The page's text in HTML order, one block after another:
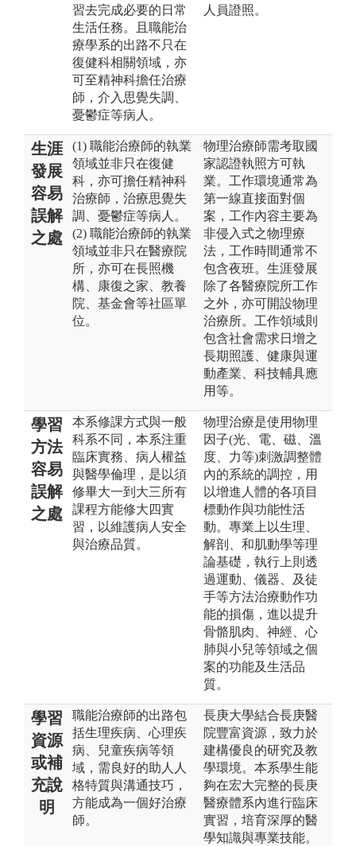
習去完成必要的日常
生活任務。且職能治
療學系的出路不只在
復健科相關領域，亦
可至精神科擔任治療
師，介入思覺失調、
憂鬱症等病人。
人員證照。
生涯
發展
容易
誤解
之處
(1) 職能治療師的執業
領域並非只在復健
科，亦可擔任精神科
治療師，治療思覺失
調、憂鬱症等病人。
(2) 職能治療師的執業
領域並非只在醫療院
所，亦可在長照機
構、康復之家、教養
院、基金會等社區單
位。
物理治療師需考取國
家認證執照方可執
業。工作環境通常為
第一線直接面對個
案，工作內容主要為
非侵入式之物理療
法，工作時間通常不
包含夜班。生涯發展
除了各醫療院所工作
之外，亦可開設物理
治療所。工作領域則
包含社會需求日增之
長期照護、健康與運
動產業、科技輔具應
用等。
學習
方法
容易
誤解
之處
本系修課方式與一般
科系不同，本系注重
臨床實務、病人權益
與醫學倫理，是以須
修畢大一到大三所有
課程方能修大四實
習，以維護病人安全
與治療品質。
物理治療是使用物理
因子(光、電、磁、溫
度、力等)刺激調整體
內的系統的調控，用
以增進人體的各項目
標動作與功能性活
動。專業上以生理、
解剖、和肌動學等理
論基礎，執行上則透
過運動、儀器、及徒
手等方法治療動作功
能的損傷，進以提升
骨骼肌肉、神經、心
肺與小兒等領域之個
案的功能及生活品
質。
學習
資源
或補
充說
明
職能治療師的出路包
括生理疾病、心理疾
病、兒童疾病等領
域，需良好的助人人
格特質與溝通技巧，
方能成為一個好治療
師。
長庚大學結合長庚醫
院豐富資源，致力於
建構優良的研究及教
學環境。本系學生能
夠在宏大完整的長庚
醫療體系內進行臨床
實習，培育深厚的醫
學知識與專業技能。